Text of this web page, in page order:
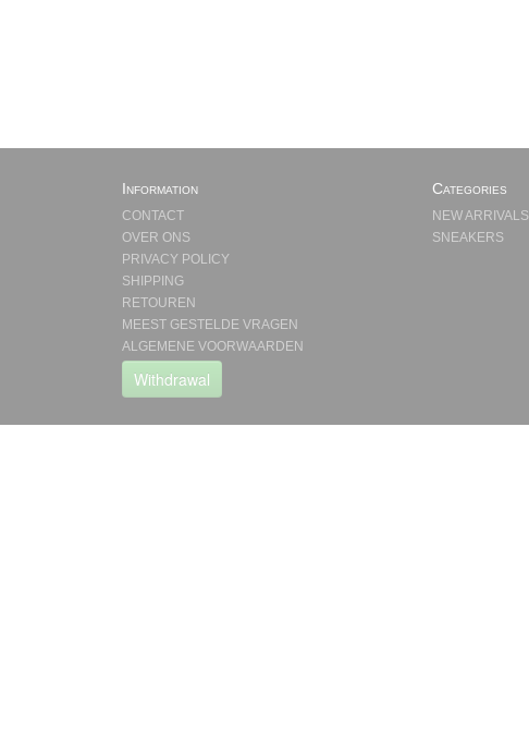
Information
CONTACT
OVER ONS
PRIVACY POLICY
SHIPPING
RETOUREN
MEEST GESTELDE VRAGEN
ALGEMENE VOORWAARDEN
Withdrawal
Categories
NEW ARRIVALS
SNEAKERS